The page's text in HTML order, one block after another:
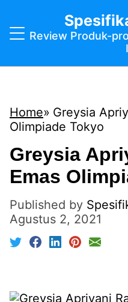
Review Produk-
Home
Greysia
Olimpiade Tokyo
Greysia
Emas
Published by
Agustus 2, 2021